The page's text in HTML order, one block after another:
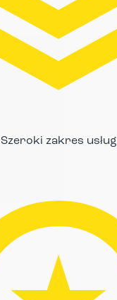
Szeroki zakres usług